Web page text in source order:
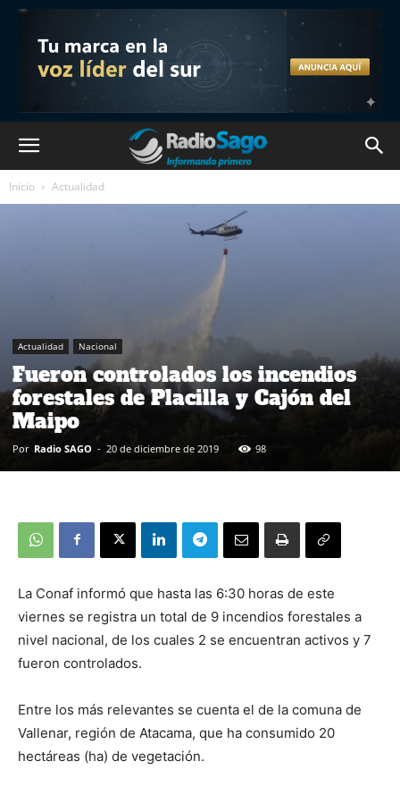
Inicio Actualidad
Actualidad Nacional
Fueron controlados los incendios
forestales de Placilla y Cajón del
Maipo
Por Radio SAGO - 20 de diciembre de 2019 98
La Conaf informó que hasta las 6:30 horas de este
viernes se registra un total de 9 incendios forestales a
nivel nacional, de los cuales 2 se encuentran activos y 7
fueron controlados.
Entre los más relevantes se cuenta el de la comuna de
Vallenar, región de Atacama, que ha consumido 20
hectáreas (ha) de vegetación.